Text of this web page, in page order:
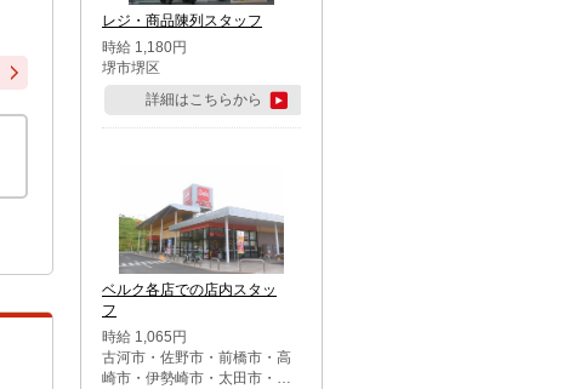
レジ・商品陳列スタッフ
時給 1,180円
堺市堺区
詳細はこちらから
ベルク各店での店内スタッ
フ
時給 1,065円
古河市・佐野市・前橋市・高
崎市・伊勢崎市・太田市・館